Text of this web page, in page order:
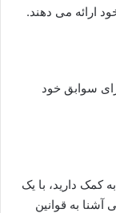
ارائه می دهند.
سوابق خود
کمک دارید، با یک
آشنا به قوانین